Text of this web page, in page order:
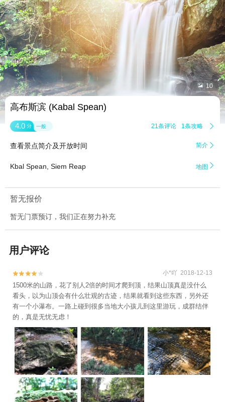
 10
高布斯滨 (Kabal Spean)
4.0 分 一般 21条评论 1条攻略 
查看景点简介及开放时间 简介 
Kbal Spean, Siem Reap 地图 
暂无报价
暂无门票预订，我们正在努力补充
用户评论

 小*吖 2018-12-13
1500米的山路，花了别人2倍的时间才爬到顶，结果山顶真是没什么
看头，以为山顶会有什么壮观的古迹，结果就看到这些东西，另外还
有一个小瀑布。一路上碰到很多当地大小孩儿到这里游玩，成群结伴
的，真是无忧无虑！
